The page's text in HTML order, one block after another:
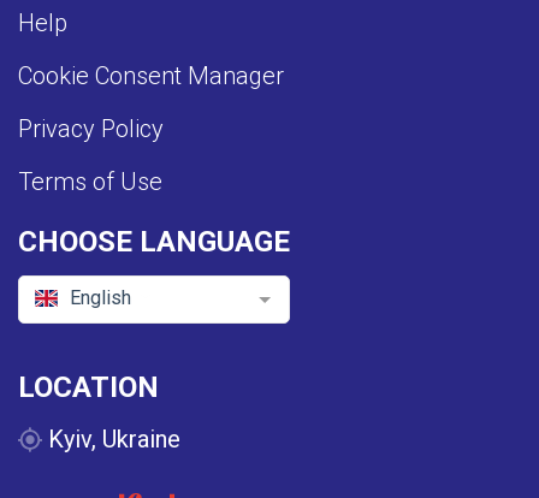
Help
Cookie Consent Manager
Privacy Policy
Terms of Use
CHOOSE LANGUAGE
English
LOCATION
Kyiv, Ukraine